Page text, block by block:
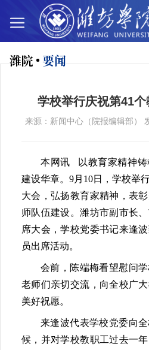
潍院 要闻
学校举行庆祝第41
来源：新闻中心（院报编辑部）
本网讯 以教育家精神铸
建设华章。9月10日，学校举
大会，弘扬教育家精神，表
师队伍建设。潍坊市副市长
席大会，学校党委书记来逢
员出席活动。
会前，陈端梅看望慰问
老师们亲切交流，向全校广
美好祝愿。
来逢波代表学校党委向
候，并对学校教职工过去一